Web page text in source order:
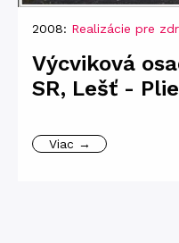
2008: Realizácie pre
Výcviková
SR, Lešť -
Viac →